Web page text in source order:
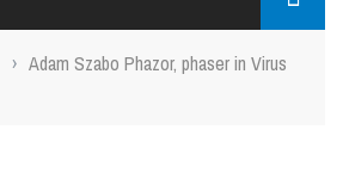
› Adam Szabo Phazor, phaser in Virus